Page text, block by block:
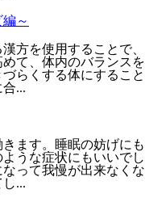
～
方を使用することで、
て、体内のバランスを
らくする体にすること
...
ます。睡眠の妨げにも
うな症状にもいいでし
って我慢が出来なくな
...